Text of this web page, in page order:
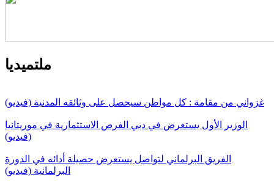
ملتميديا
غزواني من مقامة : كل مواطن سيحصل على وثائقه المدنية (فيديو)
الوزير الأول يستعرض في دبي الفرص الاستثمارية في موريتانيا
(فيديو)
الفريق البرلماني لتواصل يستعرض حصيلة أدائه في الدورة
البرلمانية (فيديو)